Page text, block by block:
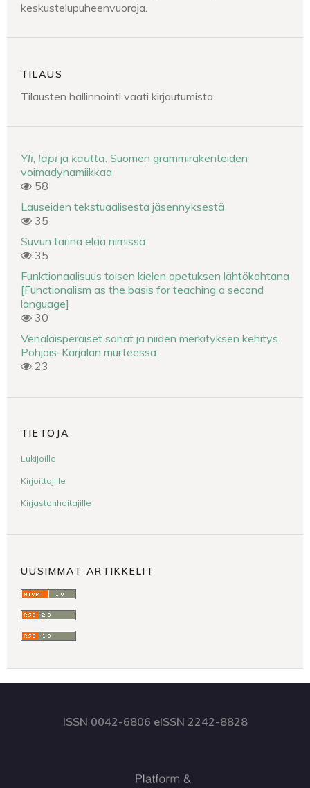
keskustelupuheenvuoroja.
TILAUS
Tilausten hallinnointi vaati kirjautumista.
Yli läpi ja kautta . Suomen grammirakenteiden
voimadynamiikkaa
58
Lauseiden tekstuaalisesta jäsennyksestä
35
Suvun tarina elää nimissä
35
Funktionaalisuus toisen kielen opetuksen lähtökohtana
[Functionalism as the basis for teaching a second
language]
30
Venäläisperäiset sanat ja niiden merkityksen kehitys
Pohjois-Karjalan murteessa
23
TIETOJA
Lukijoille
Kirjoittajille
Kirjastonhoitajille
UUSIMMAT ARTIKKELIT
ISSN 0042-6806 eISSN 2242-8828